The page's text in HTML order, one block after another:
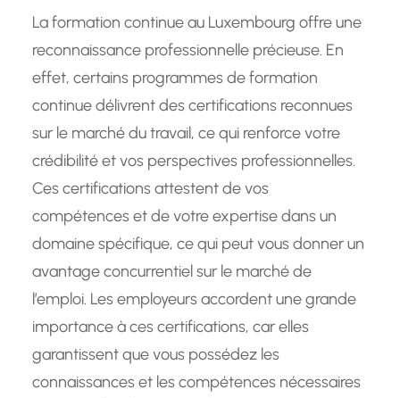
La formation continue au Luxembourg offre une
reconnaissance professionnelle précieuse. En
effet, certains programmes de formation
continue délivrent des certifications reconnues
sur le marché du travail, ce qui renforce votre
crédibilité et vos perspectives professionnelles.
Ces certifications attestent de vos
compétences et de votre expertise dans un
domaine spécifique, ce qui peut vous donner un
avantage concurrentiel sur le marché de
l’emploi. Les employeurs accordent une grande
importance à ces certifications, car elles
garantissent que vous possédez les
connaissances et les compétences nécessaires